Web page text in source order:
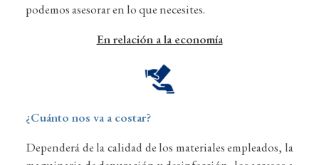
podemos asesorar en lo que necesites.
En relación a la economía
¿Cuánto nos va a costar?
Dependerá de la calidad de los materiales empleados, la